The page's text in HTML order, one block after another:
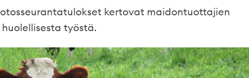
kertovat maidontuottajien
työstä.